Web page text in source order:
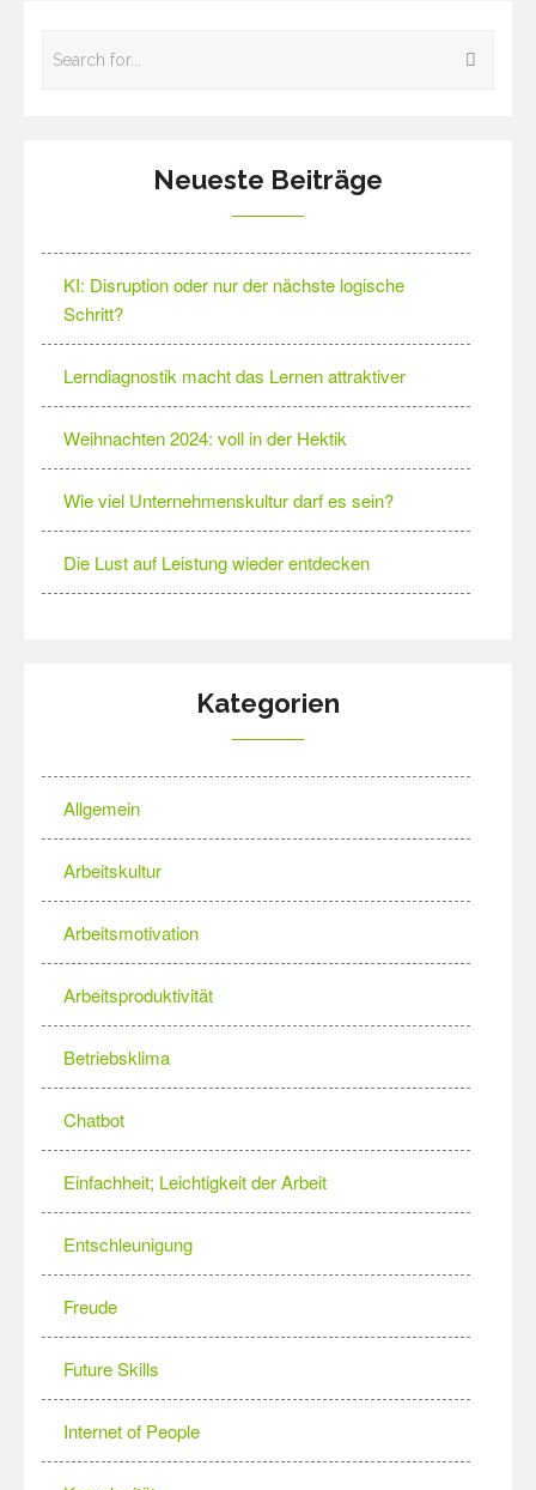
Neueste Beiträge
KI: Disruption oder nur der nächste logische
Schritt?
Lerndiagnostik macht das Lernen attraktiver
Weihnachten 2024: voll in der Hektik
Wie viel Unternehmenskultur darf es sein?
Die Lust auf Leistung wieder entdecken
Kategorien
Allgemein
Arbeitskultur
Arbeitsmotivation
Arbeitsproduktivität
Betriebsklima
Chatbot
Einfachheit; Leichtigkeit der Arbeit
Entschleunigung
Freude
Future Skills
Internet of People